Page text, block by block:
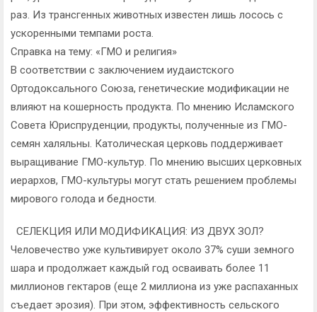
раз. Из трансгенных животных известен лишь лосось с
ускоренными темпами роста.
Справка на тему: «ГМО и религия»
В соответствии с заключением иудаистского
Ортодоксального Союза, генетические модификации не
влияют на кошерность продукта. По мнению Исламского
Совета Юриспруденции, продукты, полученные из ГМО-
семян халяльны. Католическая церковь поддерживает
выращивание ГМО-культур. По мнению высших церковных
иерархов, ГМО-культуры могут стать решением проблемы
мирового голода и бедности.
СЕЛЕКЦИЯ ИЛИ МОДИФИКАЦИЯ: ИЗ ДВУХ ЗОЛ?
Человечество уже культивирует около 37% суши земного
шара и продолжает каждый год осваивать более 11
миллионов гектаров (еще 2 миллиона из уже распаханных
съедает эрозия). При этом, эффективность сельского